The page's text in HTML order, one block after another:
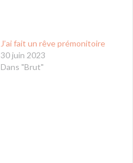
J’ai fait un rêve prémonitoire
30 juin 2023
Dans "Brut"